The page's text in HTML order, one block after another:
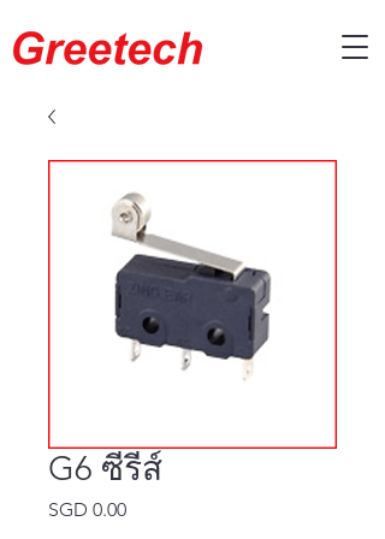
G6 ซีรีส์
SGD 0.00ราคา